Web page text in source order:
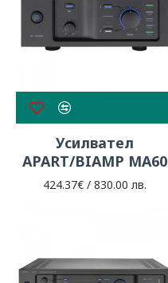
Усилвател
APART/BIAMP MA60
424.37€ / 830.00 лв.